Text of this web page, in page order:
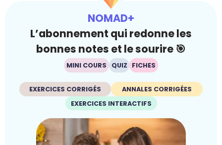
NOMAD+
L’abonnement qui redonne les
bonnes notes et le sourire 🎯
MINI COURS QUIZ FICHES
EXERCICES CORRIGÉS
ANNALES CORRIGÉES
EXERCICES INTERACTIFS